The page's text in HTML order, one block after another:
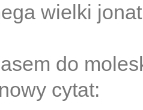
wielki
do
cytat: